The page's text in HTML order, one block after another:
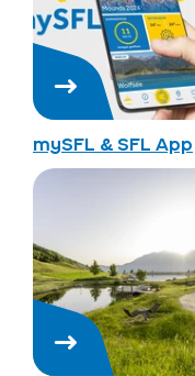
mySFL & SFL App